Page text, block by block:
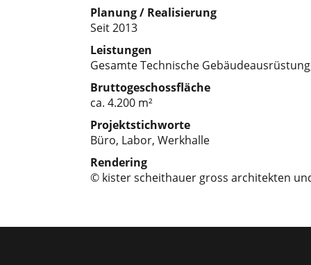
Planung / Realisierung
Seit 2013
Leistungen
Gesamte Technische
Bruttogeschossfläche
ca. 4.200 m²
Projektstichworte
Büro, Labor, Werkhalle
Rendering
© kister scheithauer gross architekten